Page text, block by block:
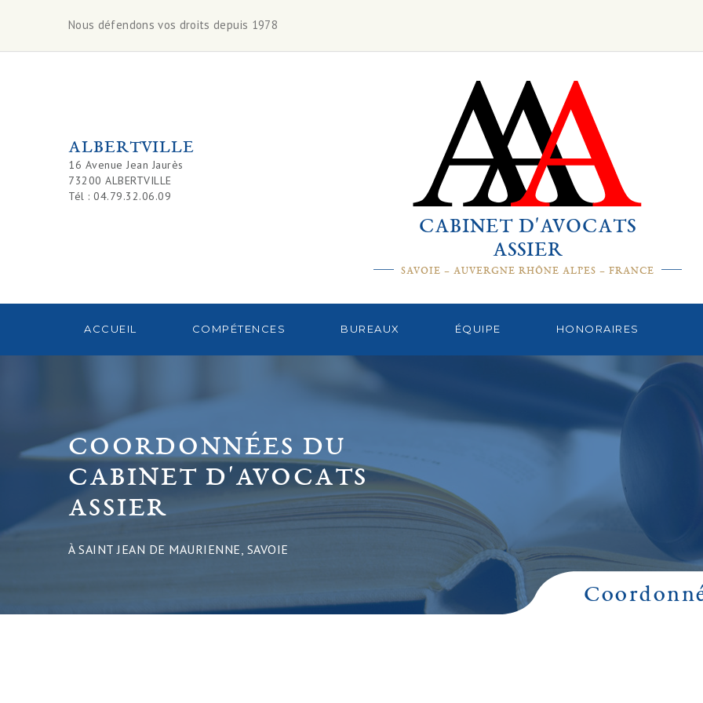
Nous défendons vos droits depuis 1978
ALBERTVILLE
16 Avenue Jean Jaurès
73200 ALBERTVILLE
Tél : 04.79.32.06.09
CABINET D'AVOCATS
ASSIER
SAVOIE – AUVERGNE RHÔNE ALPES – FRANCE
ACCUEIL COMPÉTENCES BUREAUX ÉQUIPE HONORAIRES
COORDONNÉES DU
CABINET D'AVOCATS
ASSIER
À SAINT JEAN DE MAURIENNE, SAVOIE